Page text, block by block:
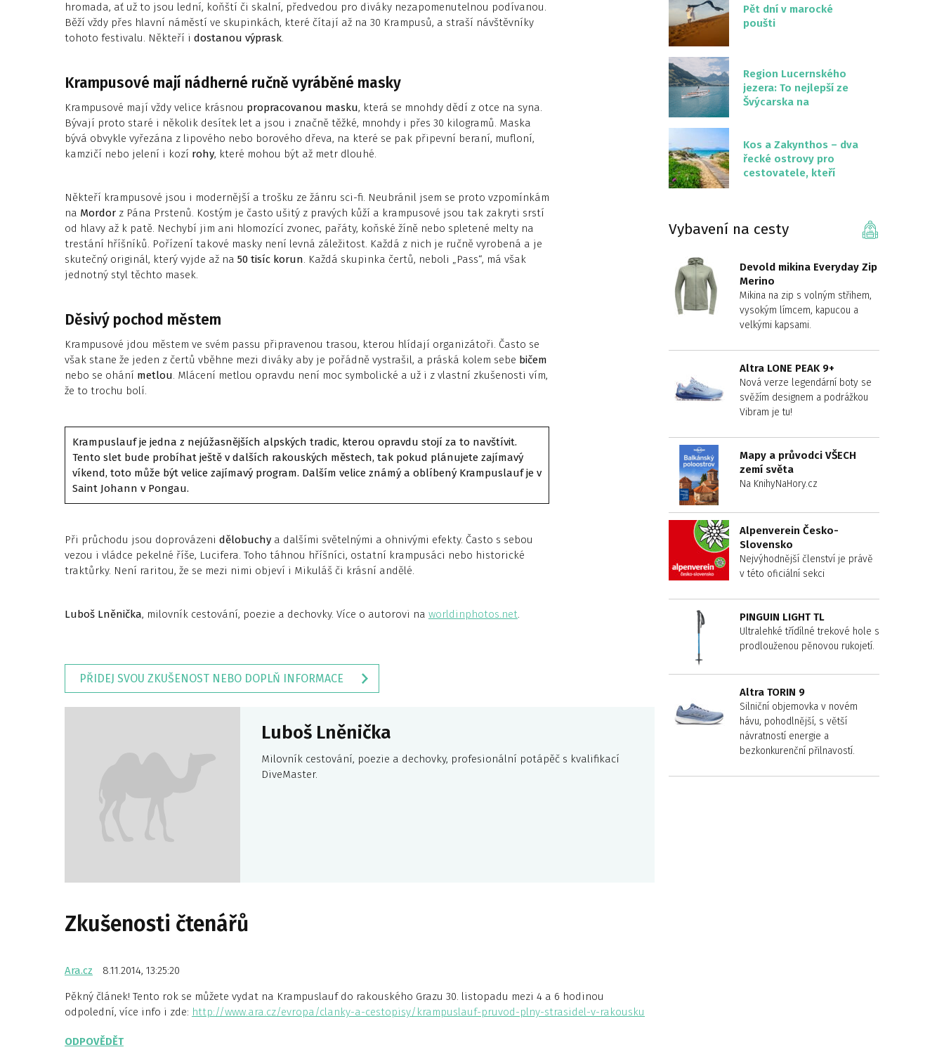
hromada, ať už to jsou lední, koňští či skalní, předvedou pro diváky nezapomenutelnou podívanou.
Běží vždy přes hlavní náměstí ve skupinkách, které čítají až na 30 Krampusů, a straší návštěvníky
tohoto festivalu. Někteří i dostanou výprask.
Krampusové mají nádherné ručně vyráběné masky
Krampusové mají vždy velice krásnou propracovanou masku, která se mnohdy dědí z otce na syna.
Bývají proto staré i několik desítek let a jsou i značně těžké, mnohdy i přes 30 kilogramů. Maska
bývá obvykle vyřezána z lipového nebo borového dřeva, na které se pak připevní beraní, mufloní,
kamzičí nebo jelení i kozí rohy, které mohou být až metr dlouhé.
Někteří krampusové jsou i modernější a trošku ze žánru sci-fi. Neubránil jsem se proto vzpomínkám
na Mordor z Pána Prstenů. Kostým je často ušitý z pravých kůží a krampusové jsou tak zakryti srstí
od hlavy až k patě. Nechybí jim ani hlomozící zvonec, pařáty, koňské žíně nebo spletené melty na
trestání hříšníků. Pořízení takové masky není levná záležitost. Každá z nich je ručně vyrobená a je
skutečný originál, který vyjde až na 50 tisíc korun. Každá skupinka čertů, neboli „Pass“, má však
jednotný styl těchto masek.
Děsivý pochod městem
Krampusové jdou městem ve svém passu připravenou trasou, kterou hlídají organizátoři. Často se
však stane že jeden z čertů vběhne mezi diváky aby je pořádně vystrašil, a práská kolem sebe bičem
nebo se ohání metlou. Mlácení metlou opravdu není moc symbolické a už i z vlastní zkušenosti vím,
že to trochu bolí.
Krampuslauf je jedna z nejúžasnějších alpských tradic, kterou opravdu stojí za to navštívit.
Tento slet bude probíhat ještě v dalších rakouských městech, tak pokud plánujete zajímavý
víkend, toto může být velice zajímavý program. Dalším velice známý a oblíbený Krampuslauf je v
Saint Johann v Pongau.
Při průchodu jsou doprovázeni dělobuchy a dalšími světelnými a ohnivými efekty. Často s sebou
vezou i vládce pekelné říše, Lucifera. Toho táhnou hříšníci, ostatní krampusáci nebo historické
traktůrky. Není raritou, že se mezi nimi objeví i Mikuláš či krásní andělé.
Luboš Lněnička, milovník cestování, poezie a dechovky. Více o autorovi na worldinphotos.net.
PŘIDEJ SVOU ZKUŠENOST NEBO DOPLŇ INFORMACE
Luboš Lněnička
Milovník cestování, poezie a dechovky, profesionální potápěč s kvalifikací
DiveMaster.
Zkušenosti čtenářů
Ara.cz 8.11.2014, 13:25:20
Pěkný článek! Tento rok se můžete vydat na Krampuslauf do rakouského Grazu 30. listopadu mezi 4 a 6 hodinou
odpolední, více info i zde: http://www.ara.cz/evropa/clanky-a-cestopisy/krampuslauf-pruvod-plny-strasidel-v-rakousku
ODPOVĚDĚT
Pět dní v marocké
poušti
Region Lucernského
jezera: To nejlepší ze
Švýcarska na
Kos a Zakynthos – dva
řecké ostrovy pro
cestovatele, kteří
Vybavení na cesty
Devold mikina Everyday Zip
Merino
Mikina na zip s volným střihem,
vysokým límcem, kapucou a
velkými kapsami.
Altra LONE PEAK 9+
Nová verze legendární boty se
svěžím designem a podrážkou
Vibram je tu!
Mapy a průvodci VŠECH
zemí světa
Na KnihyNaHory.cz
Alpenverein Česko-
Slovensko
Nejvýhodnější členství je právě
v této oficiální sekci
PINGUIN LIGHT TL
Ultralehké třídílné trekové hole s
prodlouženou pěnovou rukojetí.
Altra TORIN 9
Silniční objemovka v novém
hávu, pohodlnější, s větší
návratností energie a
bezkonkurenční přilnavostí.